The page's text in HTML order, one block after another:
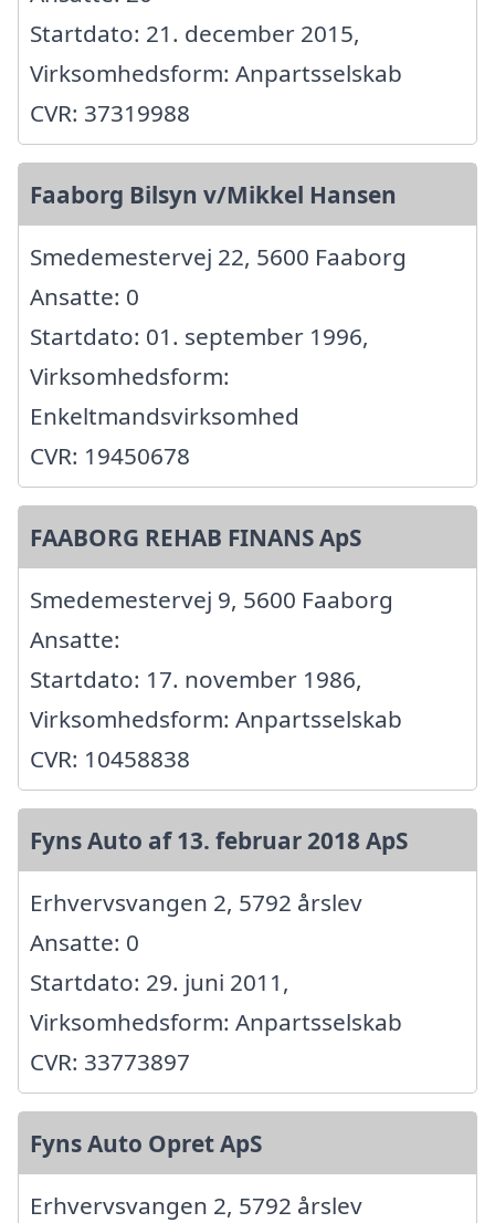
Startdato: 21. december 2015,
Virksomhedsform: Anpartsselskab
CVR: 37319988
Faaborg Bilsyn v/Mikkel Hansen
Smedemestervej 22, 5600 Faaborg
Ansatte: 0
Startdato: 01. september 1996,
Virksomhedsform:
Enkeltmandsvirksomhed
CVR: 19450678
FAABORG REHAB FINANS ApS
Smedemestervej 9, 5600 Faaborg
Ansatte:
Startdato: 17. november 1986,
Virksomhedsform: Anpartsselskab
CVR: 10458838
Fyns Auto af 13. februar 2018 ApS
Erhvervsvangen 2, 5792 årslev
Ansatte: 0
Startdato: 29. juni 2011,
Virksomhedsform: Anpartsselskab
CVR: 33773897
Fyns Auto Opret ApS
Erhvervsvangen 2, 5792 årslev